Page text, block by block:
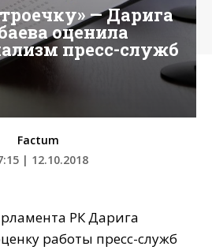
— Дарига
оценила
пресс-служб
Factum
| 12.10.2018
РК Дарига
работы пресс-служб